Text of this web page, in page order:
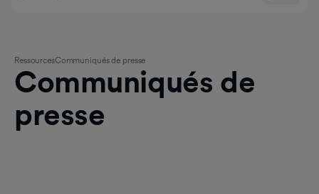
RessourcesCommuniqués de presse
Communiqués de
presse